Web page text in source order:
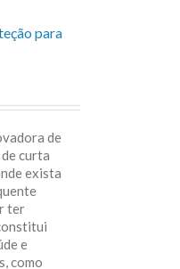
para
de
curta
exista
ter
e
como